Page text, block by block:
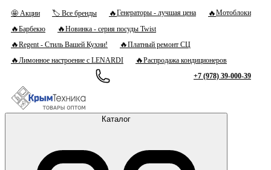
🤩 Акции 🏷 Все бренды 🔥Генераторы - лучшая цена 🔥Мотоблоки
🔥Барбекю 🔥Новинка - серия посуды Twist
🔥Regent - Стиль Вашей Кухни! 🔥Платный ремонт СЦ
🔥Лимонное настроение с LENARDI 🔥Распродажа кондиционеров
+7 (978) 39-000-39